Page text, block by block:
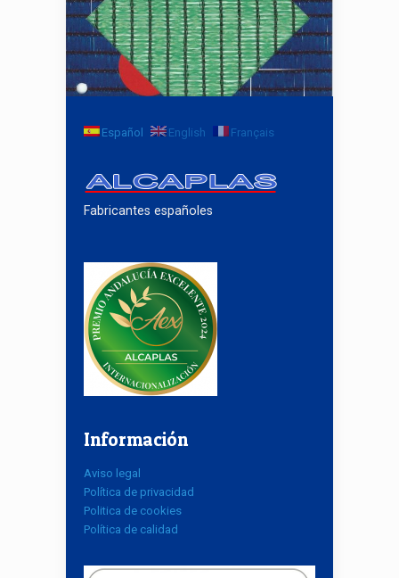
TIPO DE MALLA SOMBREO 65%
Español English Français
Fabricantes españoles
Información
Aviso legal
Política de privacidad
Politica de cookies
Política de calidad